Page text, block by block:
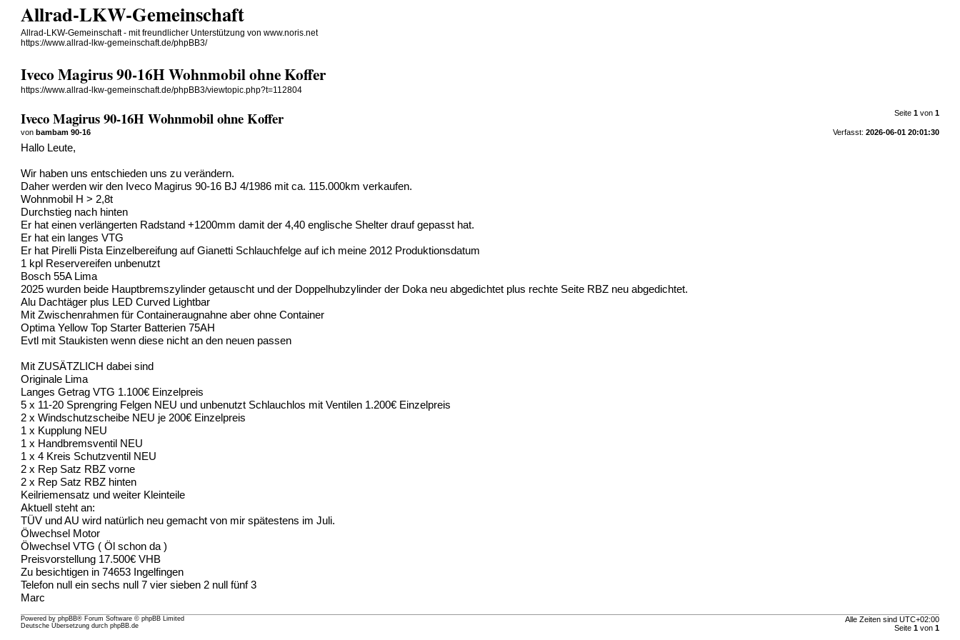
Allrad-LKW-Gemeinschaft
Allrad-LKW-Gemeinschaft - mit freundlicher Unterstützung von www.noris.net
https://www.allrad-lkw-gemeinschaft.de/phpBB3/
Iveco Magirus 90-16H Wohnmobil ohne Koffer
https://www.allrad-lkw-gemeinschaft.de/phpBB3/viewtopic.php?t=112804
Seite 1von 1
Iveco Magirus 90-16H Wohnmobil ohne Koffer
Verfasst: 2026-06-01 20:01:30
vonbambam 90-16
Hallo Leute,
Wir haben uns entschieden uns zu verändern.
Daher werden wir den Iveco Magirus 90-16 BJ 4/1986 mit ca. 115.000km verkaufen.
Wohnmobil H > 2,8t
Durchstieg nach hinten
Er hat einen verlängerten Radstand +1200mm damit der 4,40 englische Shelter drauf gepasst hat.
Er hat ein langes VTG
Er hat Pirelli Pista Einzelbereifung auf Gianetti Schlauchfelge auf ich meine 2012 Produktionsdatum
1 kpl Reservereifen unbenutzt
Bosch 55A Lima
2025 wurden beide Hauptbremszylinder getauscht und der Doppelhubzylinder der Doka neu abgedichtet plus rechte Seite RBZ neu abgedichtet.
Alu Dachtäger plus LED Curved Lightbar
Mit Zwischenrahmen für Containeraugnahne aber ohne Container
Optima Yellow Top Starter Batterien 75AH
Evtl mit Staukisten wenn diese nicht an den neuen passen
Mit ZUSÄTZLICH dabei sind
Originale Lima
Langes Getrag VTG 1.100€ Einzelpreis
5 x 11-20 Sprengring Felgen NEU und unbenutzt Schlauchlos mit Ventilen 1.200€ Einzelpreis
2 x Windschutzscheibe NEU je 200€ Einzelpreis
1 x Kupplung NEU
1 x Handbremsventil NEU
1 x 4 Kreis Schutzventil NEU
2 x Rep Satz RBZ vorne
2 x Rep Satz RBZ hinten
Keilriemensatz und weiter Kleinteile
Aktuell steht an:
TÜV und AU wird natürlich neu gemacht von mir spätestens im Juli.
Ölwechsel Motor
Ölwechsel VTG ( Öl schon da )
Preisvorstellung 17.500€ VHB
Zu besichtigen in 74653 Ingelfingen
Telefon null ein sechs null 7 vier sieben 2 null fünf 3
Marc
Alle Zeiten sind UTC+02:00
Seite 1von 1
Powered byphpBB® Forum Software © phpBB Limited
Deutsche Übersetzung durchphpBB.de